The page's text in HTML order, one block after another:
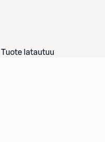
Tuote latautuu